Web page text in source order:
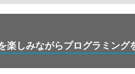
楽しみながらプログラミング